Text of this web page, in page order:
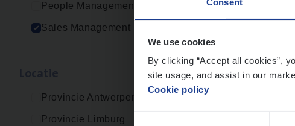
Consent
We use cookies
By clicking “Accept all cookies”,
site usage, and assist in our
Cookie policy
People Management
Sales Management
Provincie Antwerpen
Provincie Limburg